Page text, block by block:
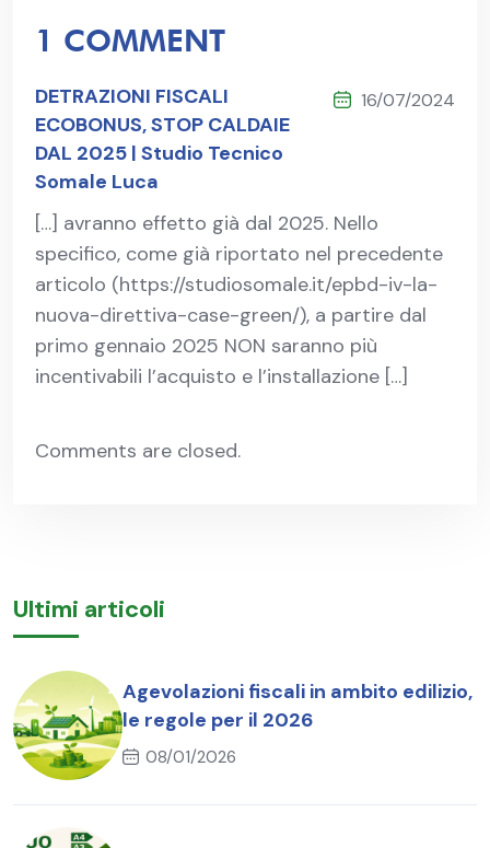
1 COMMENT
DETRAZIONI FISCALI
ECOBONUS, STOP CALDAIE
DAL 2025 | Studio Tecnico
Somale Luca
16/07/2024
[…] avranno effetto già dal 2025. Nello
specifico, come già riportato nel precedente
articolo (https://studiosomale.it/epbd-iv-la-
nuova-direttiva-case-green/), a partire dal
primo gennaio 2025 NON saranno più
incentivabili l’acquisto e l’installazione […]
Comments are closed.
Ultimi articoli
Agevolazioni fiscali in ambito edilizio,
le regole per il 2026
08/01/2026